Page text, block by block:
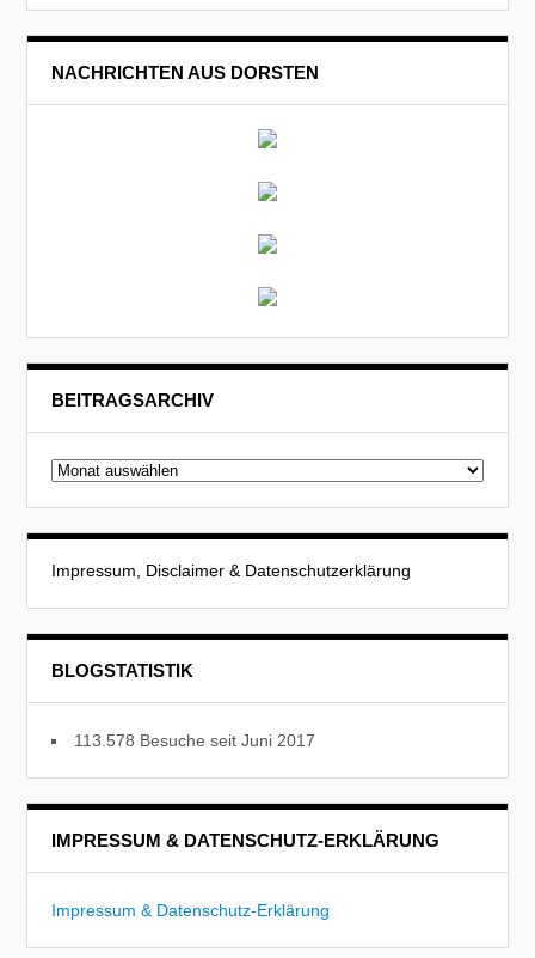
NACHRICHTEN AUS DORSTEN
BEITRAGSARCHIV
Beitragsarchiv
Impressum, Disclaimer & Datenschutzerklärung
BLOGSTATISTIK
113.578 Besuche seit Juni 2017
IMPRESSUM & DATENSCHUTZ-ERKLÄRUNG
Impressum & Datenschutz-Erklärung